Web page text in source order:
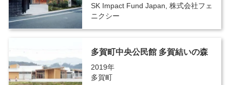
SK Impact Fund Japan, 株式会社フェ
ニクシー
多賀町中央公民館 多賀結いの森
2019年
多賀町